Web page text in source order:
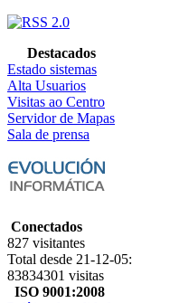
Destacados
Estado sistemas
Alta Usuarios
Visitas ao Centro
Servidor de Mapas
Sala de prensa
Conectados
827 visitantes
Total desde 21-12-05:
83834301 visitas
ISO 9001:2008